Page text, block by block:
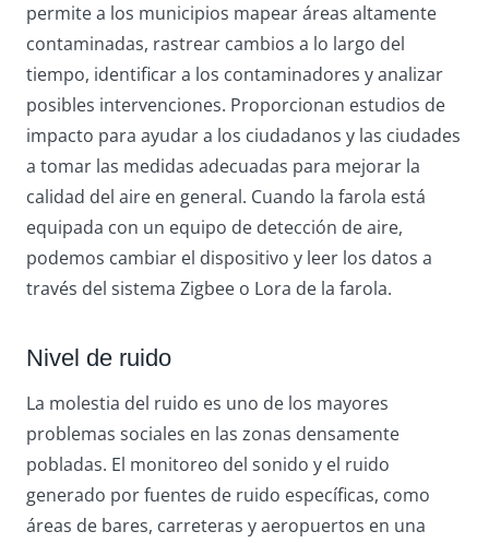
permite a los municipios mapear áreas altamente
contaminadas, rastrear cambios a lo largo del
tiempo, identificar a los contaminadores y analizar
posibles intervenciones. Proporcionan estudios de
impacto para ayudar a los ciudadanos y las ciudades
a tomar las medidas adecuadas para mejorar la
calidad del aire en general. Cuando la farola está
equipada con un equipo de detección de aire,
podemos cambiar el dispositivo y leer los datos a
través del sistema Zigbee o Lora de la farola.
Nivel de ruido
La molestia del ruido es uno de los mayores
problemas sociales en las zonas densamente
pobladas. El monitoreo del sonido y el ruido
generado por fuentes de ruido específicas, como
áreas de bares, carreteras y aeropuertos en una